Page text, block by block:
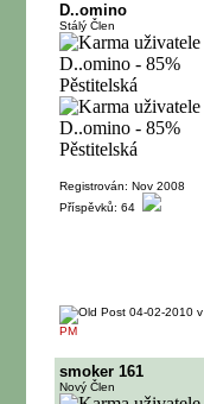
D..omino
Stálý Člen
Registrován: Nov 2008
Příspěvků: 64
04-02-2010 v
PM
smoker 161
Nový Člen